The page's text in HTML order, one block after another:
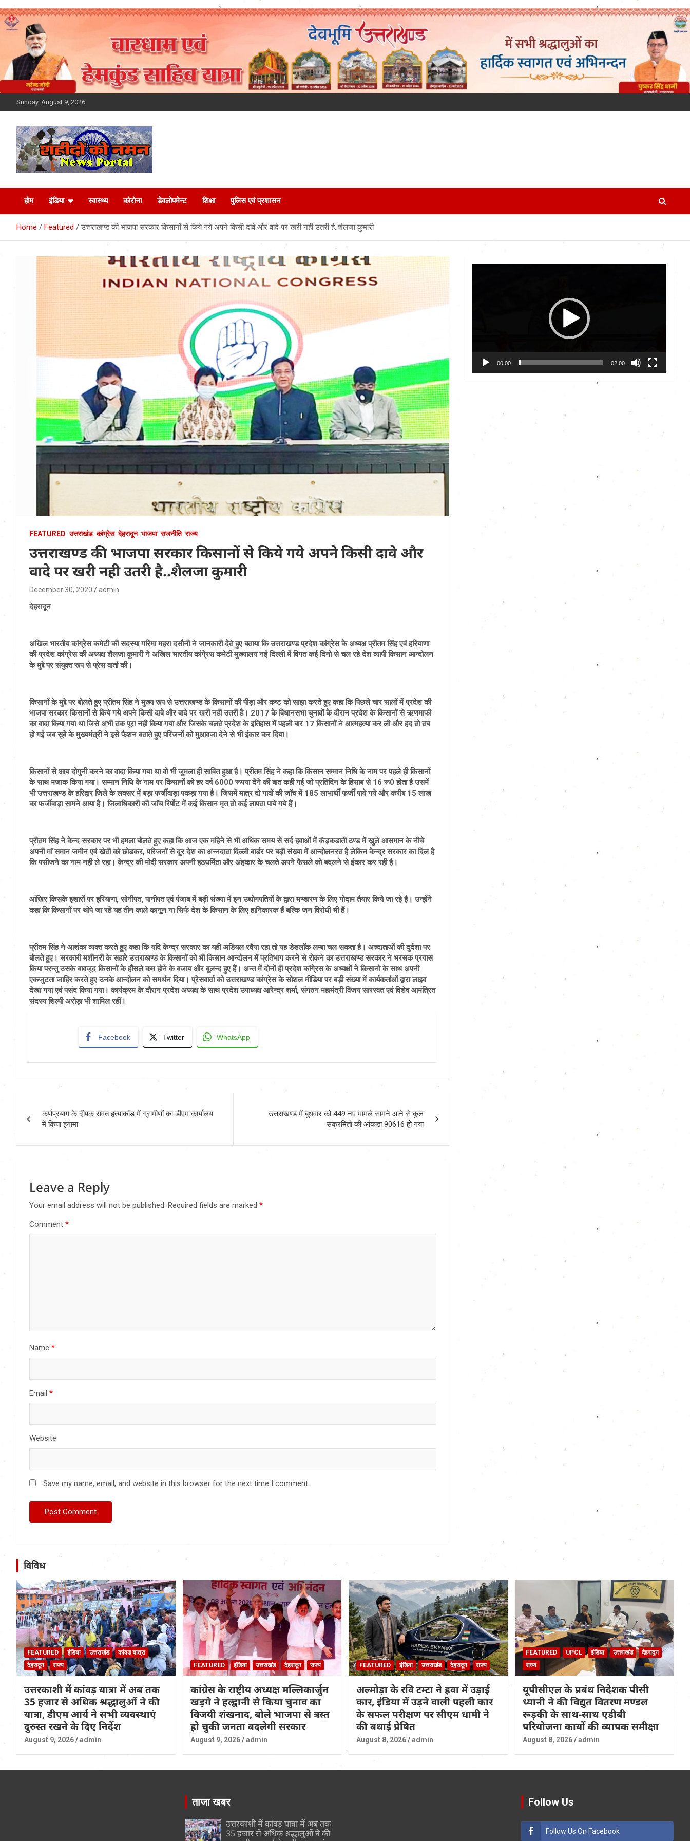
Skip
to
Sunday, August 9, 2026
Latest News Today,
Breaking News,
Uttarakhand News in
Hindi
होम इंडिया स्वास्थ्य कोरोना डेवलोपमेन्ट शिक्षा पुलिस एवं प्रशासन
Home Featured उत्तराखण्ड की भाजपा सरकार किसानों से किये गये अपने किसी दावे और वादे पर खरी नही उतरी है..शैलजा कुमारी
FEATURED उत्तराखंड कांग्रेस देहरादून भाजपा राजनीति राज्य
उत्तराखण्ड की भाजपा सरकार किसानों से किये गये अपने किसी दावे और
वादे पर खरी नही उतरी है..शैलजा कुमारी
December 30, 2020 admin
देहरादून
अखिल भारतीय कांग्रेस कमेटी की सदस्या गरिमा महरा दसौनी ने जानकारी देते हुए बताया कि उत्तराखण्ड प्रदेश कांग्रेस के अध्यक्ष प्रीतम सिंह एवं हरियाणा
की प्रदेश कांग्रेस की अध्यक्ष शैलजा कुमारी ने अखिल भारतीय कांगे्रस कमेटी मुख्यालय नई दिल्ली में विगत कई दिनो से चल रहे देश व्यापी किसान आन्दोलन
के मुद्दे पर संयुक्त रूप से प्रेस वार्ता की।
किसानों के मुद्दे पर बोलते हुए प्रीतम सिंह ने मुख्य रूप से उत्तराखण्ड के किसानों की पीड़ा और कष्ट को साझा करते हुए कहा कि पिछले चार सालों में प्रदेश की
भाजपा सरकार किसानों से किये गये अपने किसी दावे और वादे पर खरी नही उतरी है। 2017 के विधानसभा चुनावों के दौरान प्रदेश के किसानों से ऋणमाफी
का वादा किया गया था जिसे अभी तक पूरा नही किया गया और जिसके चलते प्रदेश के इतिहास में पहली बार 17 किसानों ने आत्महत्या कर ली और हद तो तब
हो गई जब सूबे के मुख्यमंत्री ने इसे फैशन बताते हुए परिजनों को मुआवजा देने से भी इंकार कर दिया।
किसानों से आय दोगुनी करने का वादा किया गया था वो भी जुमला ही सावित हुआ है। प्रीतम सिंह ने कहा कि किसान सम्मान निधि के नाम पर पहले ही किसानों
के साथ मजाक किया गया। सम्मान निधि के नाम पर किसानों को हर वर्ष 6000 रूपया देने की बात कही गई जो प्रतिदिन के हिसाब से 16 रू0 होता है उसमें
भी उत्तराखण्ड के हरिद्वार जिले के लक्सर में बड़ा फर्जीवाड़ा पकड़ा गया है। जिसमें मात्र दो गावों की जाॅच में 185 लाभार्थी फर्जी पाये गये और करीब 15 लाख
का फर्जीवाड़ा सामने आया है। जिलाधिकारी की जाॅच रिर्पोट में कई किसान मृत तो कई लापता पाये गये हैं।
प्रीतम सिंह ने केन्द सरकार पर भी हमला बोलते हुए कहा कि आज एक महिने से भी अधिक समय से सर्द हवाओं में कंड़कडाती ठण्ड में खुले आसमान के नीचे
अपनी माॅ समान जमीन एवं खेती को छोडकर, परिजनों से दूर देश का अन्नदाता दिल्ली बार्डर पर बड़ी संख्या में आन्दोलनरत है लेकिन केन्द्र सरकार का दिल है
कि पसीजने का नाम नही ले रहा। केन्द्र की मोदी सरकार अपनी हठधर्मिता और अंहकार के चलते अपने फैसले को बदलने से इंकार कर रही है।
आंखिर किसके इशारों पर हरियाणा, सोनीपत, पानीपत एवं पंजाब में बड़ी संख्या में इन उद्योगपतियों के द्वारा भण्डारण के लिए गोदाम तैयार किये जा रहे है। उन्होंने
कहा कि किसानों पर थोपे जा रहे यह तीन काले कानून ना सिर्फ देश के किसान के लिए हानिकारक हैं बल्कि जन विरोधी भी हैं।
प्रीतम सिंह ने आशंका व्यक्त करते हुए कहा कि यदि केन्द्र सरकार का यही अडियल रवैया रहा तो यह डेडलाॅक लम्बा चल सकता है। अन्न्दाताओं की दुर्दशा पर
बोलते हुए। सरकारी मशीनरी के सहारे उत्तराखण्ड के किसानों को भी किसान आन्दोलन में प्रतिभाग करने से रोकने का उत्तराखण्ड सरकार ने भरसक प्रयास
किया परन्तु उसके बावजूद किसानों के हौंसले कम होने के बजाय और बुलन्द हुए हैं। अन्त में दोनों ही प्रदेश कांगे्रस के अध्यक्षों ने किसानो के साथ अपनी
एकजुटता जाहिर करते हुए उनके आन्दोलन को समर्थन दिया। प्रेसवार्ता को उत्तराखण्ड कांग्रेस के सोशल मीडिया पर बड़ी संख्या में कार्यकर्ताओं द्वारा लाइव
देखा गया एवं पसंद किया गया। कार्यक्रम के दौरान प्रदेश अध्यक्ष के साथ प्रदेश उपाध्यक्ष आरेन्द्र शर्मा, संगठन महामंत्री विजय सारस्वत एवं विशेष आमंत्रित
संदस्य शिल्पी अरोड़ा भी शामिल रहीं।
Facebook Twitter WhatsApp
navigation
कर्णप्रयाग के दीपक रावत हत्याकांड में ग्रामीणों का डीएम कार्यालय
में किया हंगामा
उत्तराखण्ड में बुधवार को 449 नए मामले सामने आने से कुल
संक्रमितों की आंकड़ा 90616 हो गया
Leave a Reply
Your email address will not be published. Required fields are marked *
Comment *
Name *
Email *
Website
Save my name, email, and website in this browser for the next time I comment.
00:00 02:00
विविध
FEATURED इंडिया उत्तराखंड
कांवड यात्रा
देहरादून
राज्य
उत्तरकाशी में कांवड़ यात्रा में अब तक
35 हजार से अधिक श्रद्धालुओं ने की
यात्रा, डीएम आर्य ने सभी व्यवस्थाएं
दुरुस्त रखने के दिए निर्देश
August 9, 2026 admin
FEATURED इंडिया उत्तराखंड देहरादून राज्य
कांग्रेस के राष्ट्रीय अध्यक्ष मल्लिकार्जुन
खड़गे ने हल्द्वानी से किया चुनाव का
विजयी शंखनाद, बोले भाजपा से त्रस्त
हो चुकी जनता बदलेगी सरकार
August 9, 2026 admin
FEATURED इंडिया उत्तराखंड देहरादून राज्य
अल्मोड़ा के रवि टम्टा ने हवा में उड़ाई
कार, इंडिया में उड़ने वाली पहली कार
के सफल परीक्षण पर सीएम धामी ने
की बधाई प्रेषित
August 8, 2026 admin
FEATURED UPCL इंडिया उत्तराखंड
देहरादून
राज्य
यूपीसीएल के प्रबंध निदेशक पीसी
ध्यानी ने की विद्युत वितरण मण्डल
रूड़की के साथ-साथ एडीबी
परियोजना कार्यों की व्यापक समीक्षा
August 8, 2026 admin
ताजा खबर
उत्तरकाशी में कांवड़ यात्रा में अब तक
35 हजार से अधिक श्रद्धालुओं ने की
Follow Us
Follow Us On Facebook